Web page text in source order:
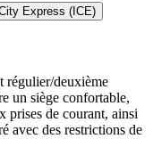
Express (ICE)
régulier/deuxième
un siège confortable,
prises de courant, ainsi
avec des restrictions de